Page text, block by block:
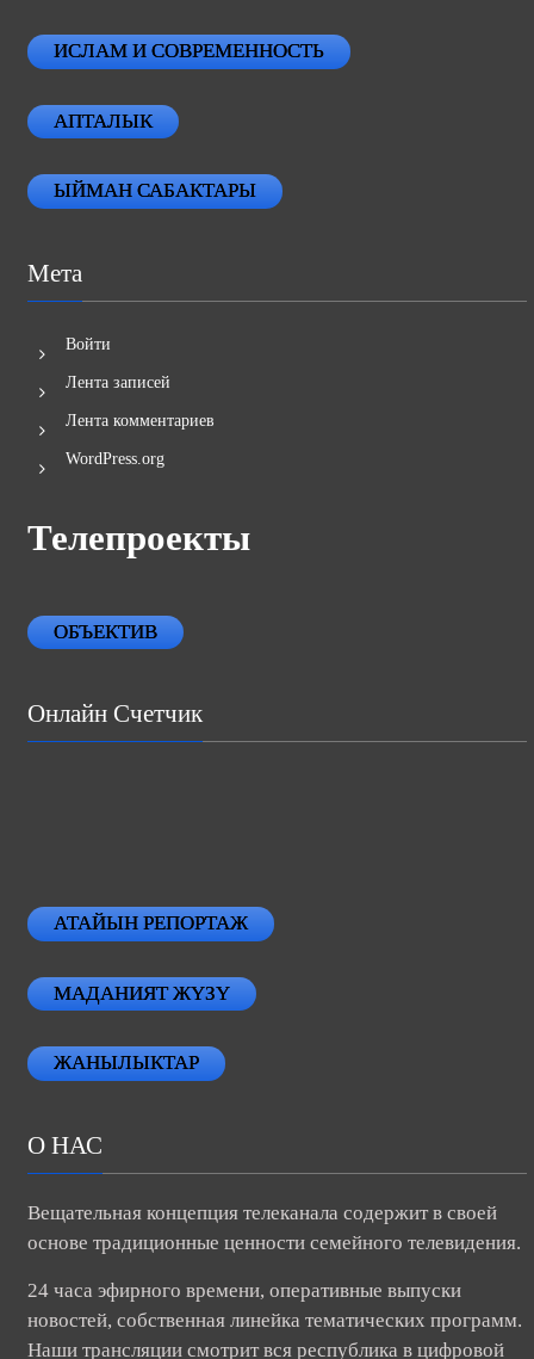
ИСЛАМ И СОВРЕМЕННОСТЬ
АПТАЛЫК
ЫЙМАН САБАКТАРЫ
Мета
Войти
Лента записей
Лента комментариев
WordPress.org
Телепроекты
ОБЪЕКТИВ
Онлайн Счетчик
АТАЙЫН РЕПОРТАЖ
МАДАНИЯТ ЖҮЗҮ
ЖАНЫЛЫКТАР
О НАС
Вещательная концепция телеканала содержит в своей
основе традиционные ценности семейного телевидения.
24 часа эфирного времени, оперативные выпуски
новостей, собственная линейка тематических программ.
Наши трансляции смотрит вся республика в цифровой